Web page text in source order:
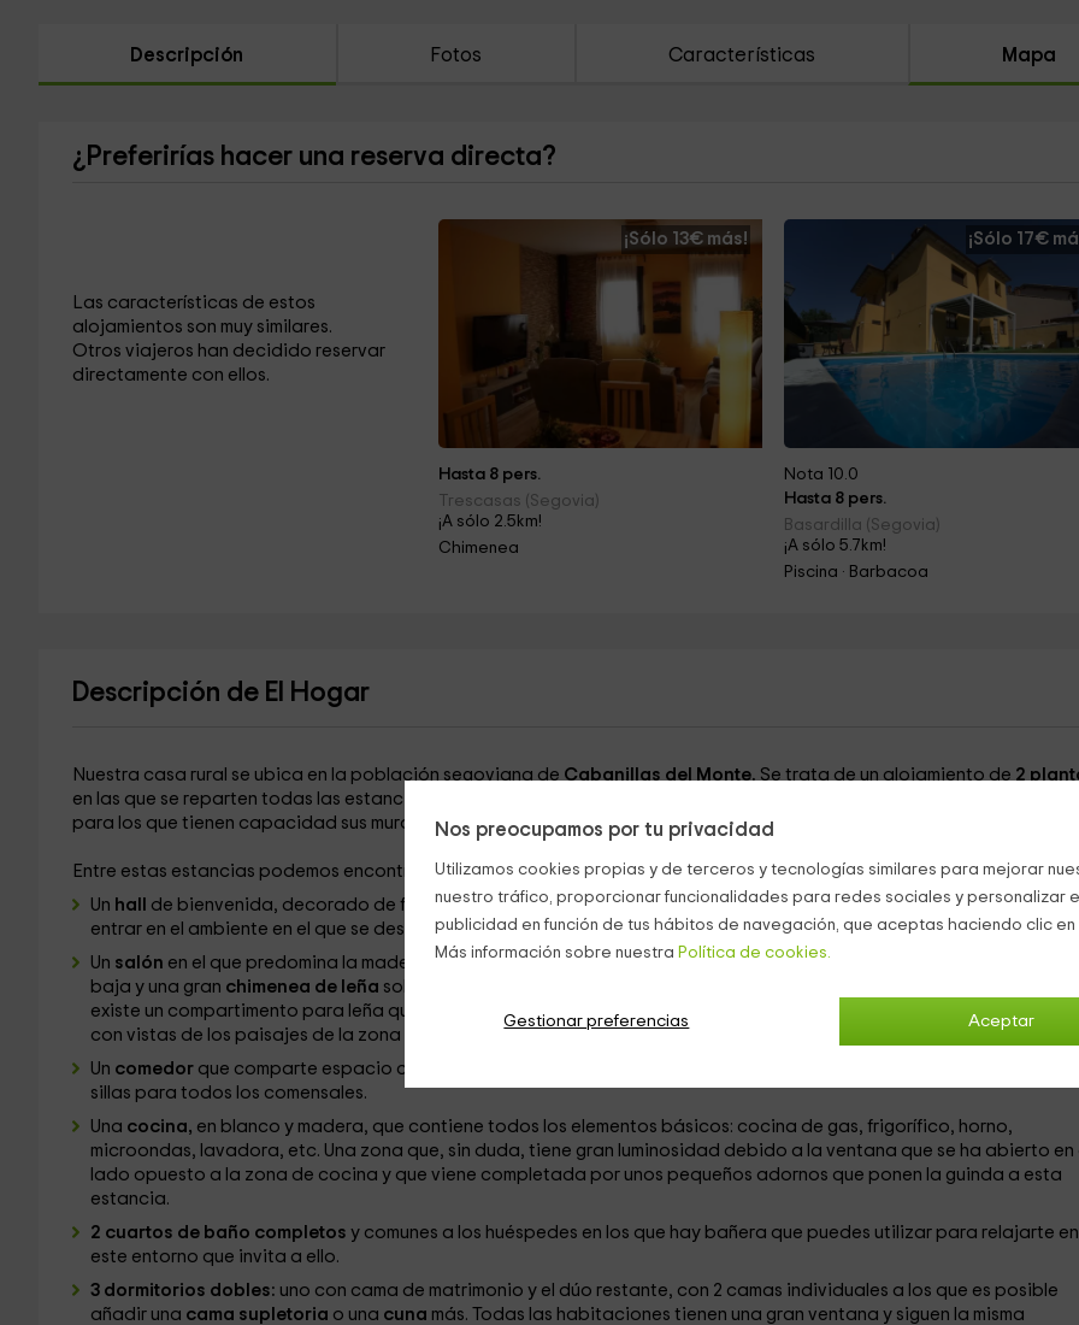
Nos preocupamos por tu privacidad
Utilizamos cookies propias y de terceros y tecnologías similares para mejorar
nuestro tráfico, proporcionar funcionalidades para redes sociales y personalizar
publicidad en función de tus hábitos de navegación, que aceptas haciendo clic
Más información sobre nuestra Política de cookies.
Aceptar
Gestionar preferencias
Descripción Fotos Características Mapa
¿Preferirías hacer una reserva directa?
Las características de estos
alojamientos son muy similares.
Otros viajeros han decidido reservar
directamente con ellos.
¡Sólo 13€ más!
Hasta 8 pers.
Trescasas (Segovia)
¡A sólo 2.5km!
Chimenea
¡Sólo 17€
Nota 10.0
Hasta 8 pers.
Basardilla (Segovia)
¡A sólo 5.7km!
Piscina · Barbacoa
Descripción de El Hogar
Nuestra casa rural se ubica en la población segoviana de Cabanillas del Monte. Se trata de un alojamiento de 2
en las que se reparten todas las estancias, perfectamente equipadas para cubrir las necesidades de los
para los que tienen capacidad sus muros.
Entre estas estancias podemos encontrar:
Un hall de bienvenida, decorado de forma sencilla pero bonita, con detalles naturales y otros rústicos que te hacen
entrar en el ambiente en el que se desarrollan el resto de las habitaciones de la casa.
Un salón en el que predomina la madera. Decorado con un sofá y 2 sillones frente a los que se sitúa una pequeña
baja y una gran chimenea de leña sobre la que se han colocado diferentes elementos decorativos de estilo
existe un compartimento para leña que te proporcionamos nosotros. A los lados de esta chimenea, 2 grandes
con vistas de los paisajes de la zona terminan de decorar la estancia.
Un comedorque comparte espacio con la zona de descanso del salón y que consta de una gran mesa robusta y
sillas para todos los comensales.
Una cocina, en blanco y madera, que contiene todos los elementos básicos: cocina de gas, frigorífico, horno,
microondas, lavadora, etc. Una zona que, sin duda, tiene gran luminosidad debido a la ventana que se ha abierto en
lado opuesto a la zona de cocina y que viene completada por unos pequeños adornos que ponen la guinda a esta
estancia.
2 cuartos de baño completos y comunes a los huéspedes en los que hay bañera que puedes utilizar para relajarte en
este entorno que invita a ello.
3 dormitorios dobles: uno con cama de matrimonio y el dúo restante, con 2 camas individuales a los que es posible
añadir una cama supletoria o una cuna más. Todas las habitaciones tienen una gran ventana y siguen la misma